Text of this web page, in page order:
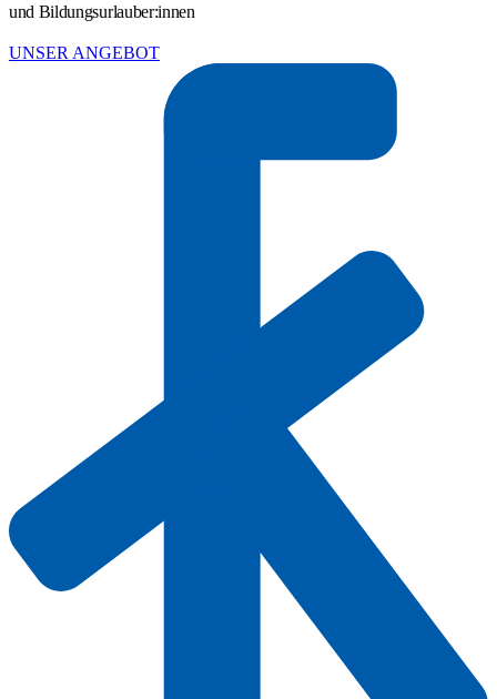
und Bildungsurlauber:innen
UNSER ANGEBOT